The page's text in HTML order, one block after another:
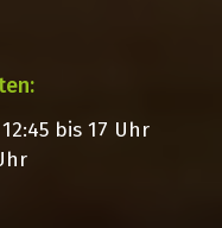
bis 17 Uhr